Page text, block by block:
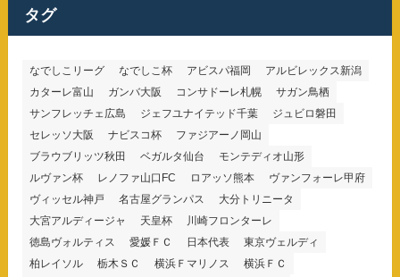
ー
タグ
なでしこリーグ なでしこ杯 アビスパ福岡
アルビレックス新潟
カターレ富山
ガンバ大阪 コンサドーレ札幌
サガン鳥栖
サンフレッチェ広島
ジェフユナイテッド千葉
ジュビロ磐田
セレッソ大阪
ナビスコ杯
ファジアーノ岡山
ブラウブリッツ秋田
ベガルタ仙台
モンテディオ山形
ルヴァン杯
レノファ山口FC ロアッソ熊本
ヴァンフォーレ甲府
ヴィッセル神戸
名古屋グランパス
大分トリニータ
大宮アルディージャ
天皇杯
川崎フロンターレ
徳島ヴォルティス
愛媛ＦＣ 日本代表
東京ヴェルディ
柏レイソル
栃木ＳＣ 横浜Ｆマリノス
横浜ＦＣ